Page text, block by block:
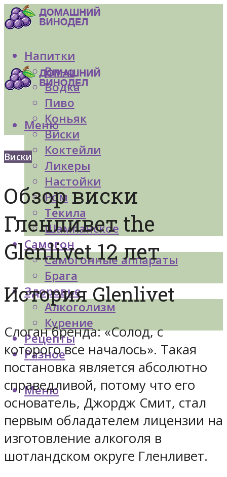
Напитки
Вино
Водка
Пиво
Коньяк
Виски
Коктейли
Ликеры
Настойки
Ром
Текила
Шампанское
Самогон
Самогонные аппараты
Брага
Здоровье
Алкоголизм
Курение
Рецепты
Разное
Меню
Меню
Виски
Обзор виски
Гленливет the
Glenlivet 12 лет
История Glenlivet
Слоган бренда: «Солод, с
которого все началось». Такая
постановка является абсолютно
справедливой, потому что его
основатель, Джордж Смит, стал
первым обладателем лицензии на
изготовление алкоголя в
шотландском округе Гленливет.